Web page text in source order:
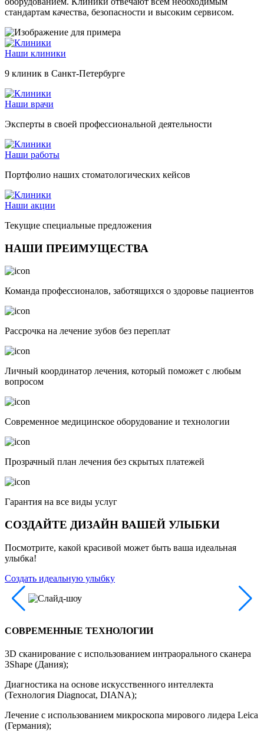
стандартам качества, безопасности и высоким сервисом.
Наши клиники
9 клиник в Санкт-Петербурге
Наши врачи
Эксперты в своей профессиональной деятельности
Наши работы
Портфолио наших стоматологических кейсов
Наши акции
Текущие специальные предложения
НАШИ ПРЕИМУЩЕСТВА
Команда профессионалов, заботящихся о здоровье пациентов
Рассрочка на лечение зубов без переплат
Личный координатор лечения, который поможет с любым
вопросом
Современное медицинское оборудование и технологии
Прозрачный план лечения без скрытых платежей
Гарантия на все виды услуг
СОЗДАЙТЕ ДИЗАЙН ВАШЕЙ УЛЫБКИ
Посмотрите, какой красивой может быть ваша идеальная
улыбка!
Создать идеальную улыбку
СОВРЕМЕННЫЕ ТЕХНОЛОГИИ
3D сканирование с использованием интраорального сканера
3Shape (Дания);
Диагностика на основе искусственного интеллекта
(Технология Diagnocat, DIANA);
Лечение с использованием микроскопа мирового лидера Leica
(Германия);